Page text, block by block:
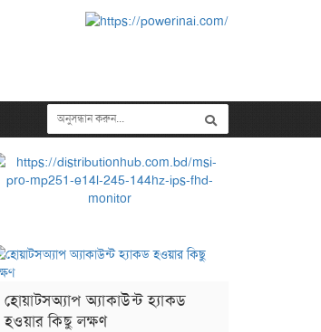
হোয়াটসঅ্যাপ অ্যাকাউন্ট হ্যাকড
হওয়ার কিছু লক্ষণ